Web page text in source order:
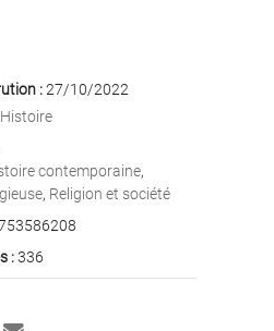
:27/10/2022
Histoire
contemporaine,
, Religion et société
:336